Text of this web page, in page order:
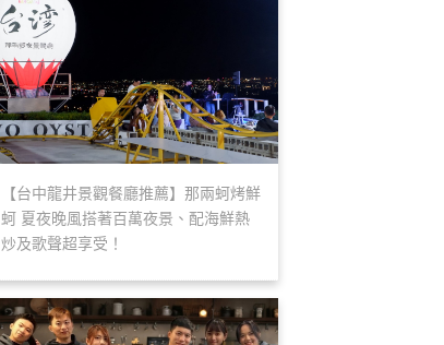
【台中龍井景觀餐廳推薦】那兩蚵烤鮮
蚵 夏夜晚風搭著百萬夜景、配海鮮熱
炒及歌聲超享受！